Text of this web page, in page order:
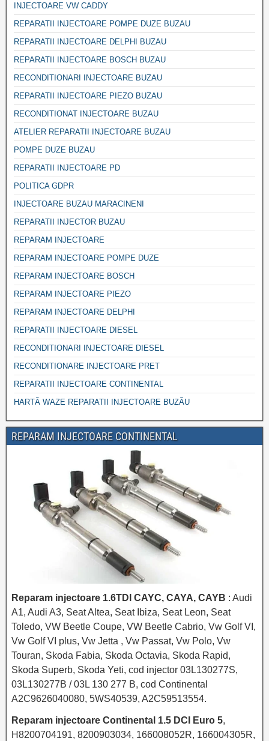
INJECTOARE VW CADDY
REPARATII INJECTOARE POMPE DUZE BUZAU
REPARATII INJECTOARE DELPHI BUZAU
REPARATII INJECTOARE BOSCH BUZAU
RECONDITIONARI INJECTOARE BUZAU
REPARATII INJECTOARE PIEZO BUZAU
RECONDITIONAT INJECTOARE BUZAU
ATELIER REPARATII INJECTOARE BUZAU
POMPE DUZE BUZAU
REPARATII INJECTOARE PD
POLITICA GDPR
INJECTOARE BUZAU MARACINENI
REPARATII INJECTOR BUZAU
REPARAM INJECTOARE
REPARAM INJECTOARE POMPE DUZE
REPARAM INJECTOARE BOSCH
REPARAM INJECTOARE PIEZO
REPARAM INJECTOARE DELPHI
REPARATII INJECTOARE DIESEL
RECONDITIONARI INJECTOARE DIESEL
RECONDITIONARE INJECTOARE PRET
REPARATII INJECTOARE CONTINENTAL
HARTĂ WAZE REPARATII INJECTOARE BUZĂU
REPARAM INJECTOARE CONTINENTAL
Reparam injectoare 1.6TDI CAYC, CAYA, CAYB : Audi
A1, Audi A3, Seat Altea, Seat Ibiza, Seat Leon, Seat
Toledo, VW Beetle Coupe, VW Beetle Cabrio, Vw Golf VI,
Vw Golf VI plus, Vw Jetta , Vw Passat, Vw Polo, Vw
Touran, Skoda Fabia, Skoda Octavia, Skoda Rapid,
Skoda Superb, Skoda Yeti, cod injector 03L130277S,
03L130277B / 03L 130 277 B, cod Continental
A2C9626040080, 5WS40539, A2C59513554.
Reparam injectoare Continental 1.5 DCI Euro 5,
H8200704191, 8200903034, 166008052R, 166004305R,